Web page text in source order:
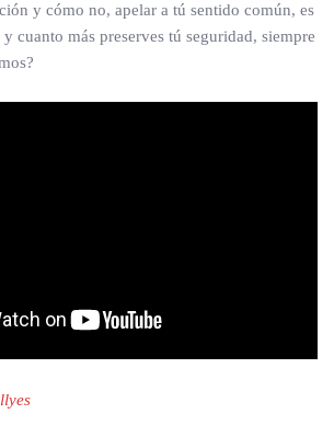
y cómo no, apelar a tú sentido común, es
cuanto más preserves tú seguridad, siempre